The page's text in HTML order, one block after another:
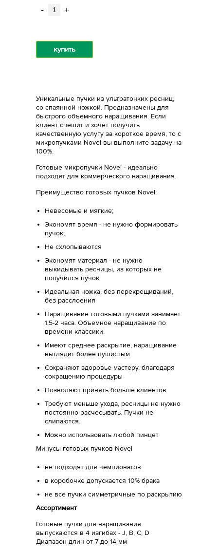
- +
купить
Уникальные пучки из ультратонких ресниц,
со спаянной ножкой. Предназначены для
быстрого объемного наращивания. Если
клиент спешит и хочет получить
качественную услугу за короткое время, то c
микропучками Novel вы выполните задачу на
100%.
Готовые микропучки Novel - идеально
подходят для коммерческого наращивания.
Преимущество готовых пучков Novel:
Невесомые и мягкие;
Экономят время - не нужно формировать
пучок;
Не схлопываются
Экономят материал - не нужно
выкидывать ресницы, из которых не
получился пучок
Идеальная ножка, без перекрещиваний,
без расслоения
Наращивание готовыми пучками занимает
1,5-2 часа. Объемное наращивание по
времени классики.
Имеют среднее раскрытие, наращивание
выглядит более пушистым
Сохраняют здоровье мастеру, благодаря
сокращению процедуры
Позволяют принять больше клиентов
Требуют меньше ухода, ресницы не нужно
постоянно расчесывать. Пучки не
слипаются.
Можно использовать любой пинцет
Минусы готовых пучков Novel
не подходят для чемпионатов
в коробочке допускается 10% брака
не все пучки симметричные по раскрытию
Ассортимент
Готовые пучки для наращивания
выпускаются в 4 изгибах - J, B, C, D
Диапазон длин от 7 до 14 мм